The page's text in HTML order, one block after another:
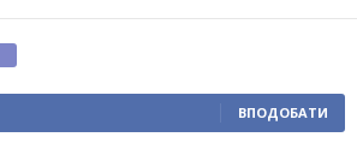
ВПОДОБАТИ